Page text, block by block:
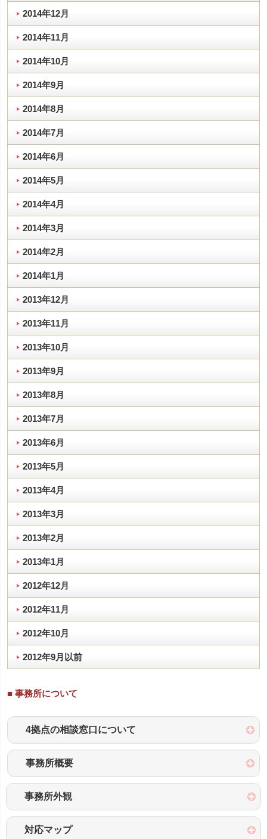
2014年12月
2014年11月
2014年10月
2014年9月
2014年8月
2014年7月
2014年6月
2014年5月
2014年4月
2014年3月
2014年2月
2014年1月
2013年12月
2013年11月
2013年10月
2013年9月
2013年8月
2013年7月
2013年6月
2013年5月
2013年4月
2013年3月
2013年2月
2013年1月
2012年12月
2012年11月
2012年10月
2012年9月以前
■ 事務所について
4拠点の相談窓口について
事務所概要
事務所外観
対応マップ